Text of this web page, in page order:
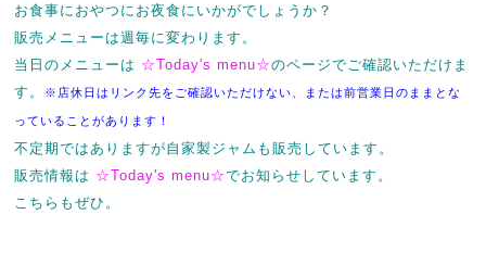
お食事におやつにお夜食にいかがでしょうか？
販売メニューは週毎に変わります。
当日のメニューは ☆Today's menu☆のページで ご確認いただけま
す。
※店休日はリンク先をご確認いただけない、または前営業日のままとな
っていることがあります！
不定期ではありますが自家製ジャムも販売しています。
販売情報は ☆Today's menu☆でお知らせしています。
こちらもぜひ。